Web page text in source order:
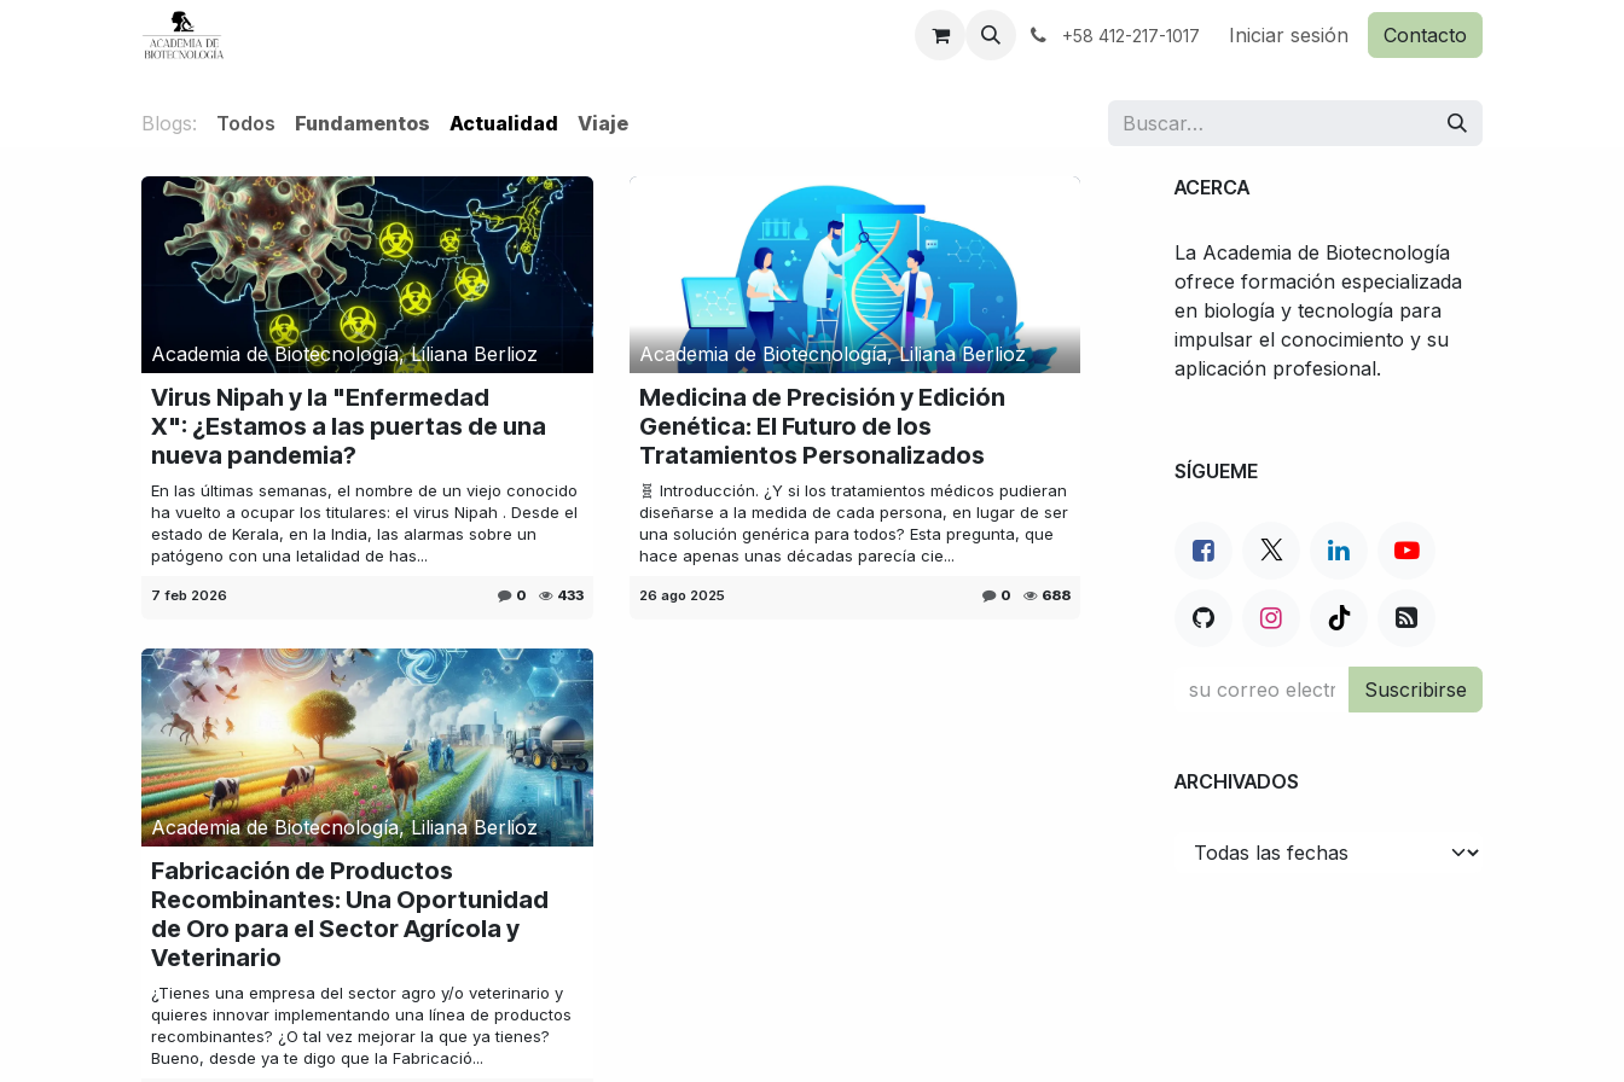
+58 412-217-1017 Iniciar sesión Contacto
Blogs: Todos Fundamentos Actualidad Viaje
Academia de Biotecnología, Liliana Berlioz
Virus Nipah y la "Enfermedad
X": ¿Estamos a las puertas de una
nueva pandemia?
En las últimas semanas, el nombre de un viejo conocido
ha vuelto a ocupar los titulares: el virus Nipah . Desde el
estado de Kerala, en la India, las alarmas sobre un
patógeno con una letalidad de has...
7 feb 2026 0 433
Academia de Biotecnología, Liliana Berlioz
Medicina de Precisión y Edición
Genética: El Futuro de los
Tratamientos Personalizados
🧬 Introducción. ¿Y si los tratamientos médicos pudieran
diseñarse a la medida de cada persona, en lugar de ser
una solución genérica para todos? Esta pregunta, que
hace apenas unas décadas parecía cie...
26 ago 2025 0 688
Academia de Biotecnología, Liliana Berlioz
Fabricación de Productos
Recombinantes: Una Oportunidad
de Oro para el Sector Agrícola y
Veterinario
¿Tienes una empresa del sector agro y/o veterinario y
quieres innovar implementando una línea de productos
recombinantes? ¿O tal vez mejorar la que ya tienes?
Bueno, desde ya te digo que la Fabricació...
ACERCA
La Academia de Biotecnología
ofrece formación especializada
en biología y tecnología para
impulsar el conocimiento y su
aplicación profesional.
SÍGUEME
Suscribirse
ARCHIVADOS